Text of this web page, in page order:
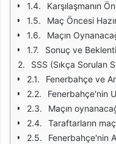
Karşılaşmanın
Maç Öncesi
Maçın
Sonuç ve
SSS (Sıkça Sorulan
Fenerbahçe ve
Fenerbahçe'nin
Maçın
Taraftarların
Fenerbahçe'nin